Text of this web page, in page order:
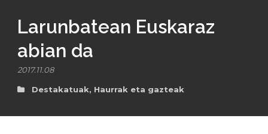
Larunbatean Euskaraz
abian da
2017.11.08
Destakatuak, Haurrak eta gazteak